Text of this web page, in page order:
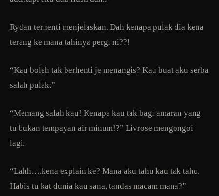
Rydan terhenti menjelaskan. Dah kenapa pulak dia kena
terang ke mana tahinya pergi ni??!
“Kau boleh tak berhenti je menangis? Kau buat aku serba
salah pulak.”
“Memang salah kau! Kenapa kau tak bagi amaran yang
tu bukan tempayan air minum!?” Livrose mengongoi
lagi.
“Lahh….kena explain ke? Mana aku tahu kau tak tahu.
Habis tu kat dunia kau sana, tandas macam mana?”